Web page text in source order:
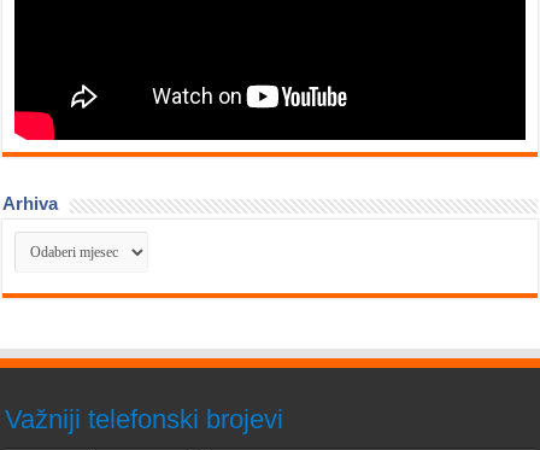
Arhiva
Arhiva
Važniji telefonski brojevi